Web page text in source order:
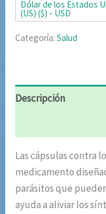
era:
$63.22.
Dólar de los Estados
(US) ($) - USD
Categoría:Salud
Descripción
Las cápsulas contra
medicamento
parásitos que
ayuda a aliviar los